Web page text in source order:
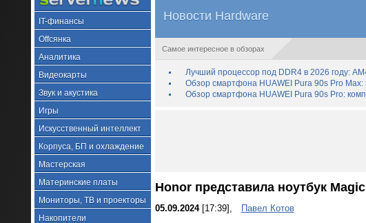
IT-финансы
Offсянка
Аналитика
Видеокарты
Звук и акустика
Игры
Искусственный интеллект
Корпуса, БП и охлаждение
Мастерская
Материнские платы
Мониторы, ТВ и проекторы
Накопители
Новости Hardware
Самое интересное в обзорах
Лучший процессор под DDR4 в 2026 году:
Обзор смартфона HUAWEI Pura 90s Pro Max:
Обзор смартфона HUAWEI Pura 90s Pro:
Honor представила ноутбук
05.09.2024[17:39],
Павел Котов